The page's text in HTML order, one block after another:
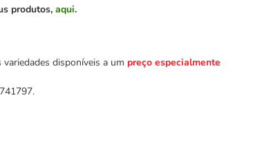
produtos, aqui.
disponíveis a um preço especialmente